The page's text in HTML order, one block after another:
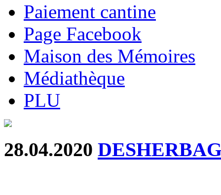
Paiement cantine
Page Facebook
Maison des Mémoires
Médiathèque
PLU
28.04.2020